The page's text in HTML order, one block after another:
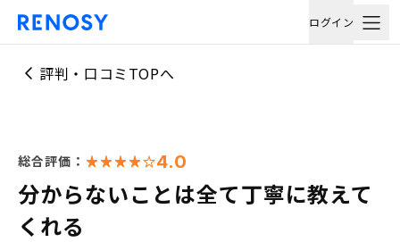
ログイン
評判・口コミTOPへ
総合評価： 4.0
分からないことは全て丁寧に教えて
くれる